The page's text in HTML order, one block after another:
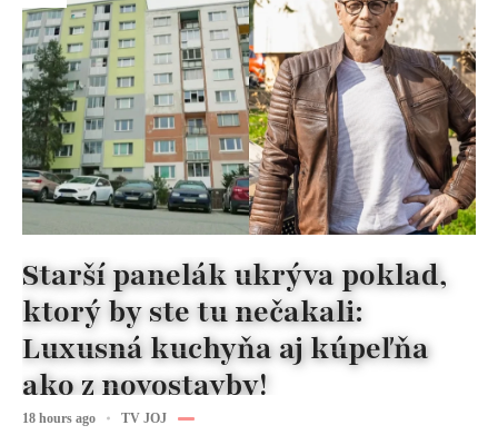
Starší panelák ukrýva poklad,
ktorý by ste tu nečakali:
Luxusná kuchyňa aj kúpeľňa
ako z novostavby!
18 hours ago TV JOJ